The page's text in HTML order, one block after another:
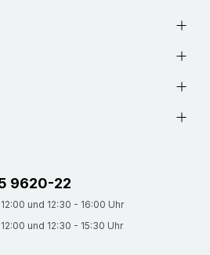
9620-22
und 12:30 - 16:00 Uhr
und 12:30 - 15:30 Uhr